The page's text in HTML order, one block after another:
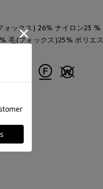
ックス) 26% ナイロン23 %
毛(フォックス)25% ポリエ